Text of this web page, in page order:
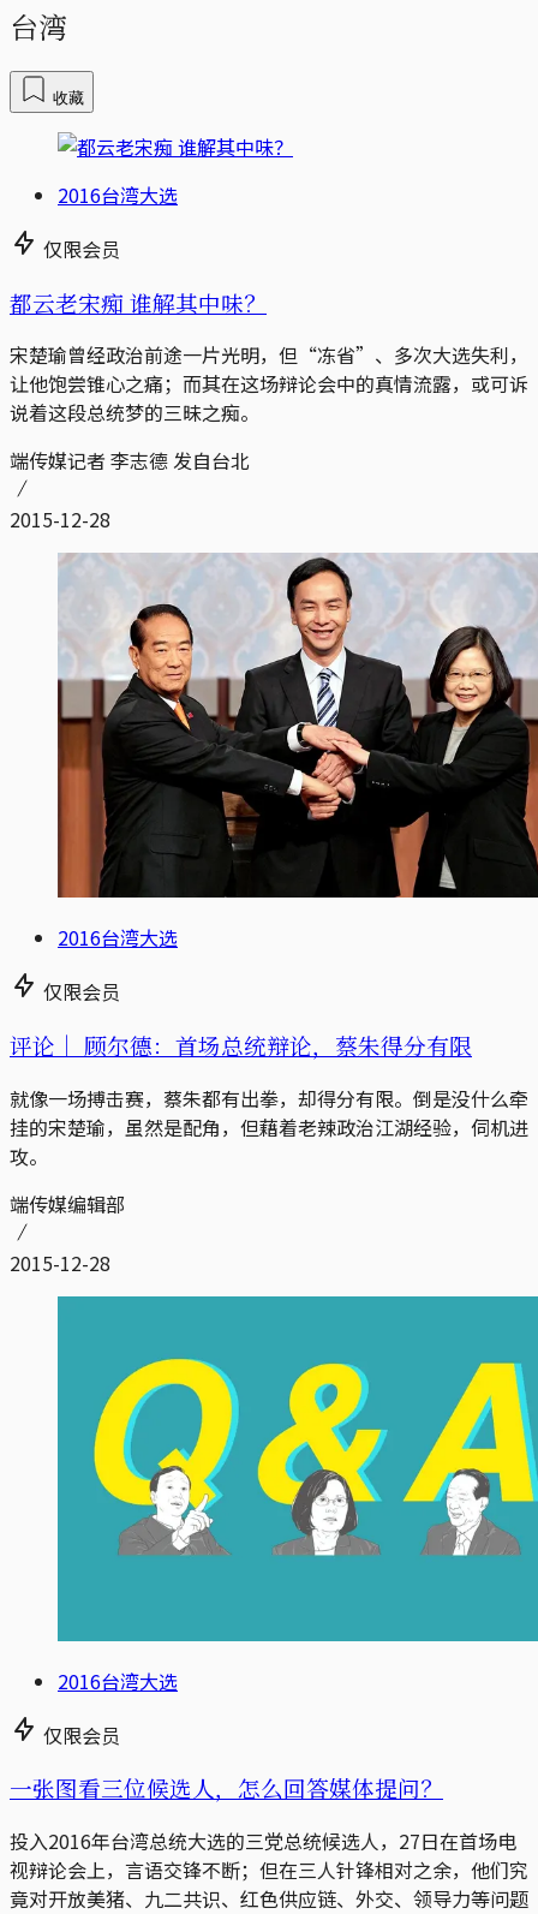
台湾
收藏
2016台湾大选
仅限会员
都云老宋痴 谁解其中味？
宋楚瑜曾经政治前途一片光明，但“冻省”、多次大选失利，
让他饱尝锥心之痛；而其在这场辩论会中的真情流露，或可诉
说着这段总统梦的三昧之痴。
端传媒记者 李志德 发自台北
2015-12-28
2016台湾大选
仅限会员
评论｜ 顾尔德：首场总统辩论，蔡朱得分有限
就像一场搏击赛，蔡朱都有出拳，却得分有限。倒是没什么牵
挂的宋楚瑜，虽然是配角，但藉着老辣政治江湖经验，伺机进
攻。
端传媒编辑部
2015-12-28
2016台湾大选
仅限会员
一张图看三位候选人，怎么回答媒体提问？
投入2016年台湾总统大选的三党总统候选人，27日在首场电
视辩论会上，言语交锋不断；但在三人针锋相对之余，他们究
竟对开放美猪、九二共识、红色供应链、外交、领导力等问题